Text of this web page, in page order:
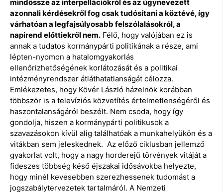
mindössze az interpellációkról és az úgynevezett
azonnali kérdésekről fog csak tudósítani a köztévé, így
várhatóan a legfajsúlyosabb felszólalásokról, a
napirend előttiekről nem. Félő, hogy valójában ez is
annak a tudatos kormánypárti politikának a része, ami
lépten-nyomon a hatalomgyakorlás
ellenőrizhetőségének korlátozását és a politikai
intézményrendszer átláthatatlanságát célozza.
Emlékezetes, hogy Kövér László házelnök korábban
többször is a televíziós közvetítés értelmetlenségéről és
haszontalanságáról beszélt. Nem csoda, hogy így
gondolja, hiszen a kormánypárti politikusok a
szavazásokon kívül alig találhatóak a munkahelyükön és a
vitákban sem jeleskednek. Az előző ciklusban jellemző
gyakorlat volt, hogy a nagy horderejű törvények vitáját a
fideszes többség késő éjszakai idősávokba helyezte,
hogy minél kevesebben szerezhessenek tudomást a
jogszabálytervezetek tartalmáról. A Nemzeti